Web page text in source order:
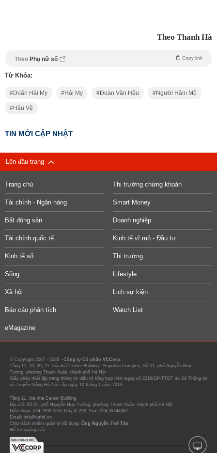
Theo Thanh Hà
Theo Phụ nữ số Copy link
Từ Khóa:
Doãn Hải My Hải My Đoàn Văn Hậu Người Hâm Mộ
Hậu Vệ
TIN MỚI CẬP NHẬT
Lên đầu trang
Trang chủ Thị trường chứng khoán
Tài chính - Ngân hàng Smart Money
Bất động sản Doanh nghiệp
Tài chính quốc tế Kinh tế vĩ mô - Đầu tư
Kinh tế số Thị trường
Sống Lifestyle
Xã hội Lịch sự kiện
Báo cáo phân tích Watch List
eMagazine
© Copyright 2007 - 2026 - Công ty Cổ phần VCCorp.
Tầng 17, 19, 20, 21 Toà nhà Center Building - Hapulico Complex, Số 01, phố Nguyễn Huy
Tưởng, phường Thanh Xuân, thành phố Hà Nội
Giấy phép thiết lập trang thông tin điện tử tổng hợp trên mạng số 2216/GP-TTĐT do Sở Thông tin
và Truyền thông Hà Nội cấp ngày 10 tháng 4 năm 2019.
Tầng 21, tòa nhà Center Building.
Địa chỉ: Số 01, phố Nguyễn Huy Tưởng, phường Thanh Xuân, thành phố Hà Nội
Điện thoại: 024 7309 5555 Máy lẻ 292. Fax: 024-39744082
Email: info@cafef.vn
Chịu trách nhiệm quản lý nội dung: Ông Nguyễn Thế Tân
Hỗ trợ quảng cáo :